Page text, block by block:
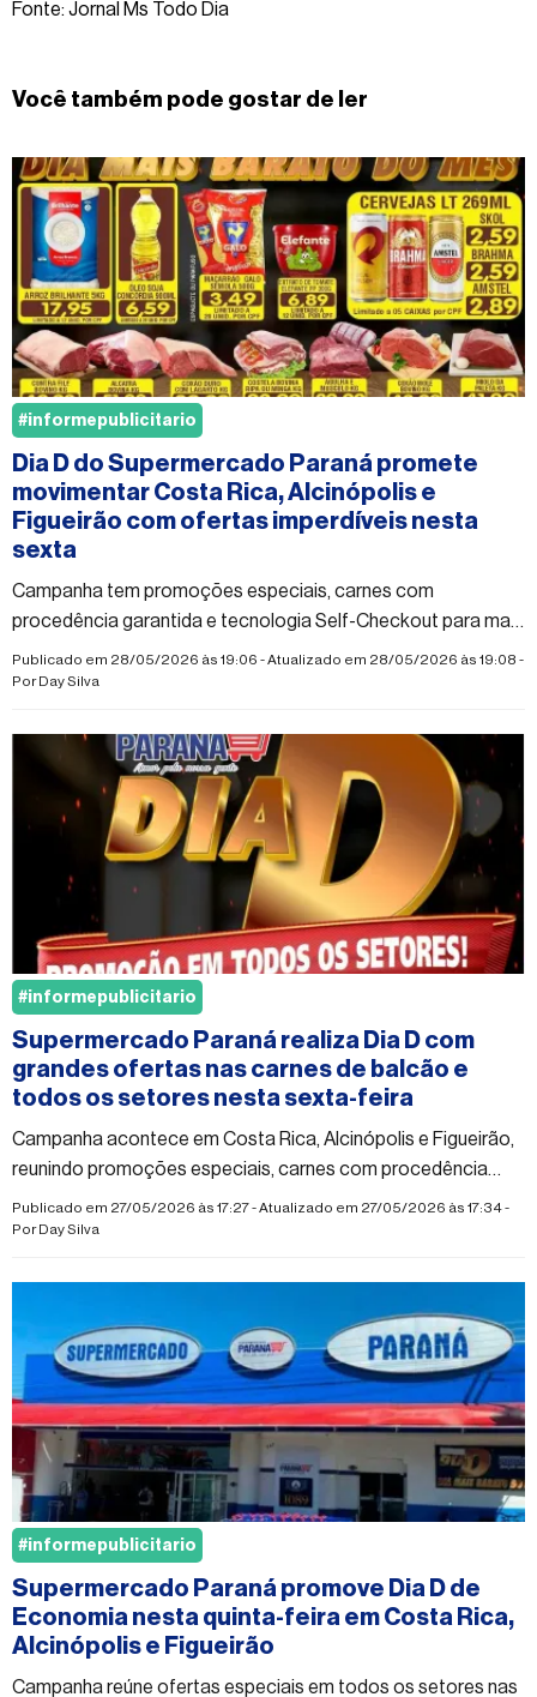
Fonte: Jornal Ms Todo Dia
Você também pode gostar de ler
Dia D do Supermercado Paraná promete
movimentar Costa Rica, Alcinópolis e
Figueirão com ofertas imperdíveis nesta
sexta
Campanha tem promoções especiais, carnes com
procedência garantida e tecnologia Self-Checkout para mais
agilidade nas compras
Publicado em 28/05/2026 às 19:06 - Atualizado em 28/05/2026 às 19:08 -
Por Day Silva
#informepublicitario
Supermercado Paraná realiza Dia D com
grandes ofertas nas carnes de balcão e
todos os setores nesta sexta-feira
Campanha acontece em Costa Rica, Alcinópolis e Figueirão,
reunindo promoções especiais, carnes com procedência
garantida e tecnologia Self-Checkout para mais agilidade
nas compras
Publicado em 27/05/2026 às 17:27 - Atualizado em 27/05/2026 às 17:34 -
Por Day Silva
#informepublicitario
Supermercado Paraná promove Dia D de
Economia nesta quinta-feira em Costa Rica,
Alcinópolis e Figueirão
Campanha reúne ofertas especiais em todos os setores nas
#informepublicitario